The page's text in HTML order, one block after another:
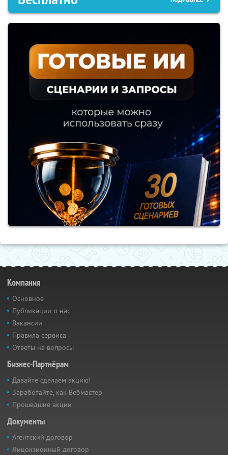
Компания
Основное
Публикации о нас
Вакансии
Правила сервиса
Ответы на вопросы
Бизнес-Партнёрам
Давайте сделаем акцию!
Заработайте, как Вебмастер
Прошедшие акции
Документы
Агентский договор
Лицензионный договор